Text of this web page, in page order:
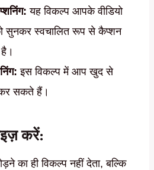
यह विकल्प आपके वीडियो
सुनकर स्वचालित रूप से कैप्शन
इस विकल्प में आप खुद से
सकते हैं।
करें:
का ही विकल्प नहीं देता, बल्कि